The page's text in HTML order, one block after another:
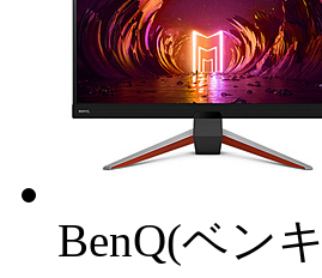
BenQ(ベン